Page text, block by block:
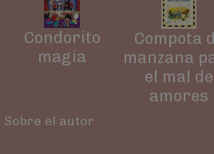
Condorito
magia
Compota
manzana
el mal de
amores
Sobre el autor